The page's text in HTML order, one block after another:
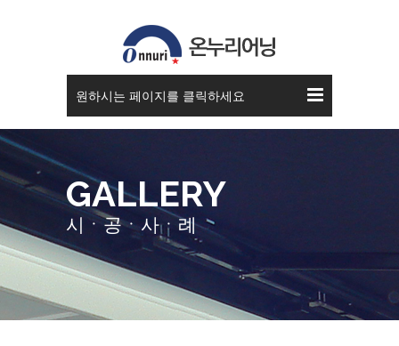
원하시는 페이지를 클릭하세요
GALLERY
시ㆍ공ㆍ사ㆍ례